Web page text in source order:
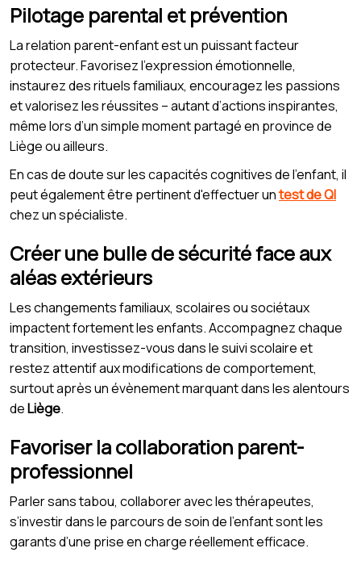
Pilotage parental et prévention
La relation parent-enfant est un puissant facteur
protecteur. Favorisez l’expression émotionnelle,
instaurez des rituels familiaux, encouragez les passions
et valorisez les réussites – autant d’actions inspirantes,
même lors d’un simple moment partagé en province de
Liège ou ailleurs.
En cas de doute sur les capacités cognitives de l’enfant, il
peut également être pertinent d'effectuer untest de QI
chez un spécialiste.
Créer une bulle de sécurité face aux
aléas extérieurs
Les changements familiaux, scolaires ou sociétaux
impactent fortement les enfants. Accompagnez chaque
transition, investissez-vous dans le suivi scolaire et
restez attentif aux modifications de comportement,
surtout après un évènement marquant dans les alentours
deLiège.
Favoriser la collaboration parent-
professionnel
Parler sans tabou, collaborer avec les thérapeutes,
s’investir dans le parcours de soin de l’enfant sont les
garants d’une prise en charge réellement efficace.